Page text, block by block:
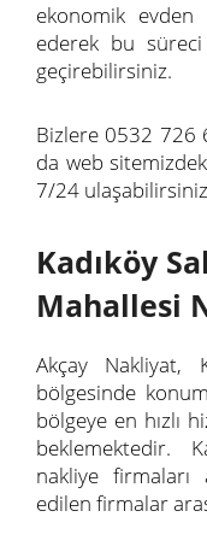
ekonomik
ederek bu
geçirebilirsiniz.
Bizlere 0532 726
da web
7/24
Kadıköy
Mahallesi
Akçay Nakliyat,
bölgesinde
bölgeye en hızlı
beklemektedir.
nakliye firmaları
edilen firmalar